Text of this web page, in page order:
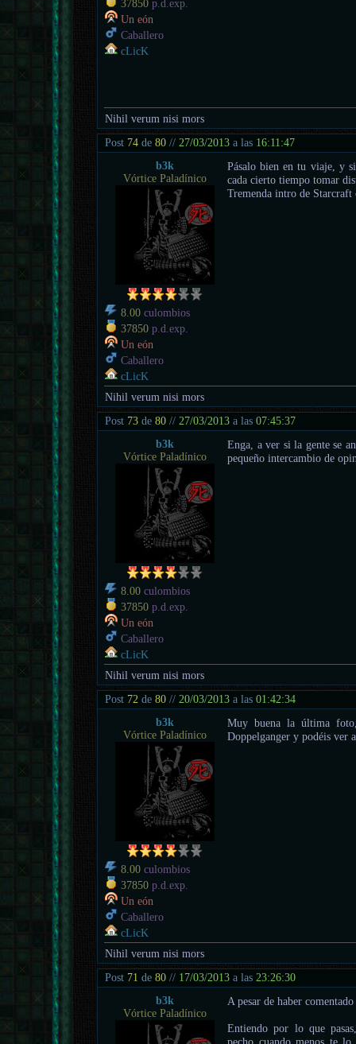
37850 p.d.exp.
Un eón
Caballero
cLicK
Nihil verum nisi mors
Post 74 de80 // 27/03/2013 a las 16:11:47
b3k
Vórtice Paladínico
8.00 culombios
37850 p.d.exp.
Un eón
Caballero
cLicK
Pásalo bien en tu viaje, y
cada cierto tiempo tomar
Tremenda intro de
Nihil verum nisi mors
Post 73 de80 // 27/03/2013 a las07:45:37
b3k
Vórtice Paladínico
8.00 culombios
37850 p.d.exp.
Un eón
Caballero
cLicK
Enga, a ver si la gente se
pequeño intercambio de
Nihil verum nisi mors
Post 72 de80 // 20/03/2013 a las01:42:34
b3k
Vórtice Paladínico
8.00 culombios
37850 p.d.exp.
Un eón
Caballero
cLicK
Muy buena la última
Doppelganger y podéis ver
Nihil verum nisi mors
Post 71 de80 // 17/03/2013 a las 23:26:30
b3k
Vórtice Paladínico
A pesar de haber
Entiendo por lo que
pecho cuando menos te